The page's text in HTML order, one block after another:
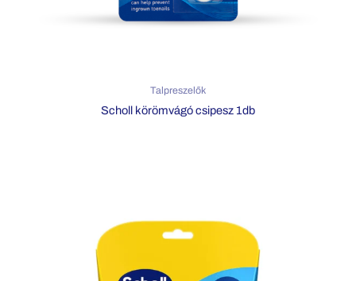
Talpreszelők
Scholl körömvágó csipesz 1db